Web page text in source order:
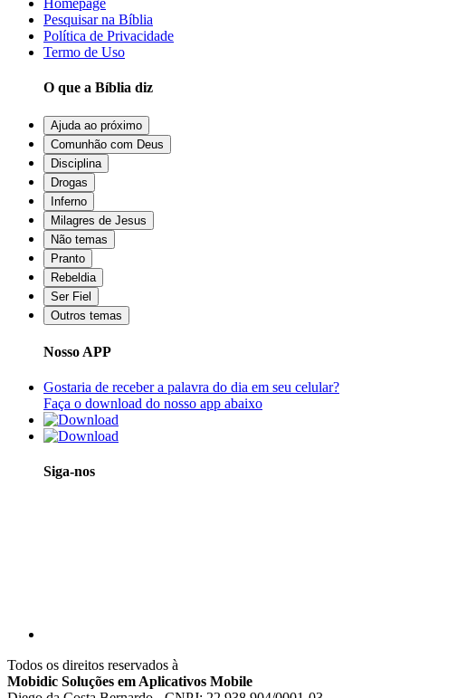
Homepage
Pesquisar na Bíblia
Política de Privacidade
Termo de Uso
O que a Bíblia diz
Ajuda ao próximo
Comunhão com Deus
Disciplina
Drogas
Inferno
Milagres de Jesus
Não temas
Pranto
Rebeldia
Ser Fiel
Outros temas
Nosso APP
Gostaria de receber a palavra do dia em seu celular?
Faça o download do nosso app abaixo
Siga-nos
Todos os direitos reservados à
Mobidic Soluções em Aplicativos Mobile